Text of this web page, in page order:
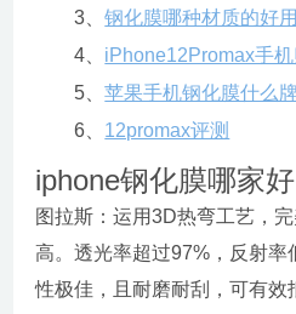
3、钢化膜哪种材质的好用
4、 iPhone12Promax手
5、苹果手机钢化膜什么
6、 12promax评测
iphone钢化膜哪家好
图拉斯：运用3D热弯工艺，
高。透光率超过97%，反射率
性极佳，且耐磨耐刮，可有效